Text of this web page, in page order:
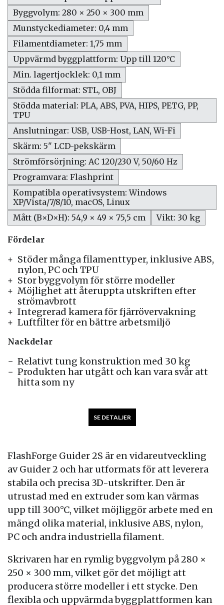
FlashForge Guider 2S är en vidareutveckling
av Guider 2 och har utformats för att leverera
stabila och precisa 3D-utskrifter. Den är
utrustad med en extruder som kan värmas
upp till 300°C, vilket möjliggör arbete med en
mängd olika material, inklusive ABS, nylon,
PC och andra industriella filament.
Skrivaren har en rymlig byggvolym på 280 ×
250 × 300 mm, vilket gör det möjligt att
producera större modeller i ett stycke. Den
flexibla och uppvärmda byggplattformen kan
Fördelar
Stöder många filamenttyper, inklusive ABS,
nylon, PC och TPU
Stor byggvolym för större modeller
Möjlighet att återuppta utskriften efter
strömavbrott
Integrerad kamera för fjärrövervakning
Luftfilter för en bättre arbetsmiljö
Nackdelar
Relativt tung konstruktion med 30 kg
Produkten har utgått och kan vara svår att
hitta som ny
Byggvolym: 280 × 250 × 300 mm
Munstyckediameter: 0,4 mm
Filamentdiameter: 1,75 mm
Uppvärmd byggplattform: Upp till 120°C
Min. lagertjocklek: 0,1 mm
Stödda filformat: STL, OBJ
Stödda material: PLA, ABS, PVA, HIPS, PETG, PP,
TPU
Anslutningar: USB, USB-Host, LAN, Wi-Fi
Skärm: 5" LCD-pekskärm
Strömförsörjning: AC 120/230 V, 50/60 Hz
Programvara: Flashprint
Kompatibla operativsystem: Windows
XP/Vista/7/8/10, macOS, Linux
Mått (B×D×H): 54,9 × 49 × 75,5 cm
Vikt: 30 kg
SE DETALJER